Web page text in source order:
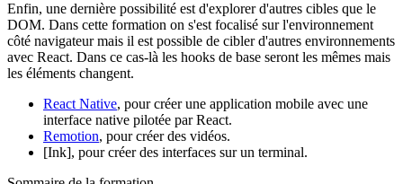
Enfin, une dernière possibilité est d'explorer d'autres cibles que le
DOM. Dans cette formation on s'est focalisé sur l'environnement
côté navigateur mais il est possible de cibler d'autres environnements
avec React. Dans ce cas-là les hooks de base seront les mêmes mais
les éléments changent.
React Native, pour créer une application mobile avec une
interface native pilotée par React.
Remotion, pour créer des vidéos.
[Ink], pour créer des interfaces sur un terminal.